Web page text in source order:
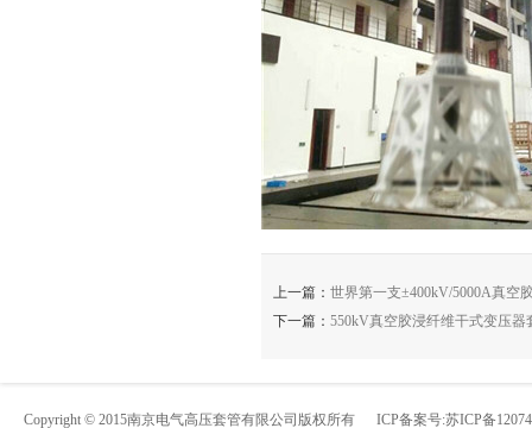
上一篇： 世界第一支±400kV/5000A真空
下一篇： 550kV真空胶浸纤维干式变压
Copyright © 2015南京电气高压套管有限公司版权所有 ICP备案号:苏ICP备